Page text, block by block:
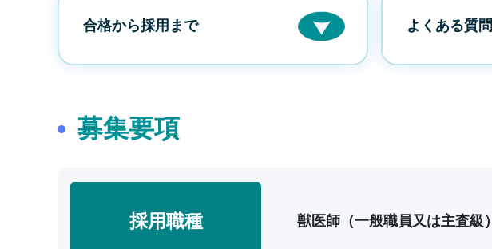
合格から採用まで よくある質問
募集要項
採用職種 獣医師（一般職員又は主査級）